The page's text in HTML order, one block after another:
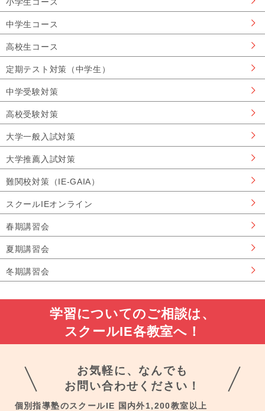
中学生コース
高校生コース
定期テスト対策（中学生）
中学受験対策
高校受験対策
大学一般入試対策
大学推薦入試対策
難関校対策（IE-GAIA）
スクールIEオンライン
春期講習会
夏期講習会
冬期講習会
学習についてのご相談は、
スクールIE各教室へ！
お気軽に、なんでも
お問い合わせください！
個別指導塾のスクールIE 国内外1,200教室以上